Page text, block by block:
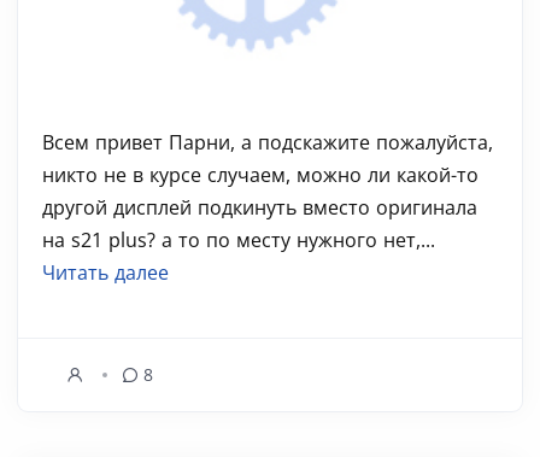
Всем привет Парни, а подскажите пожалуйста,
никто не в курсе случаем, можно ли какой-то
другой дисплей подкинуть вместо оригинала
на s21 plus? а то по месту нужного нет,...
Читать далее
8